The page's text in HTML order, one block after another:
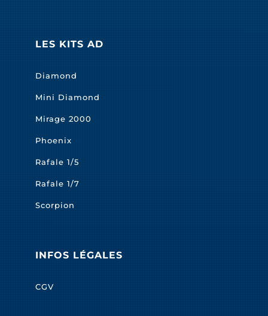
LES KITS AD
Diamond
Mini Diamond
Mirage 2000
Phoenix
Rafale 1/5
Rafale 1/7
Scorpion
INFOS LÉGALES
CGV